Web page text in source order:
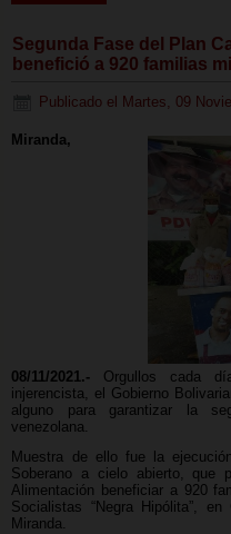
Segunda Fase del Plan
benefició a 920 familias
Publicado el Martes, 09
Miranda,
08/11/2021.- Orgullos cada
injerencista, el Gobierno
alguno para garantizar la
venezolana.
Muestra de ello fue la
Soberano a cielo abierto, que
Alimentación beneficiar a 920
Socialistas “Negra Hipólita”,
Miranda.